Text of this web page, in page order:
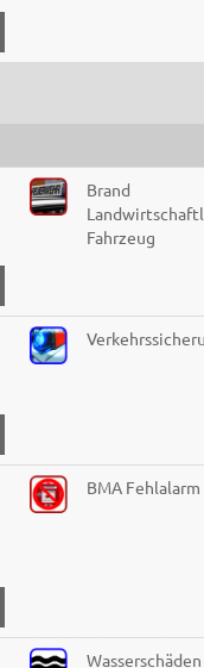
Brand
Fahrzeug
BMA Fehlalarm
Wasserschäden